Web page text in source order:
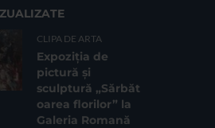
CLIPA DE ARTA
Expoziția de
pictură și
sculptură „Sărbăt
oarea florilor” la
Galeria Romană